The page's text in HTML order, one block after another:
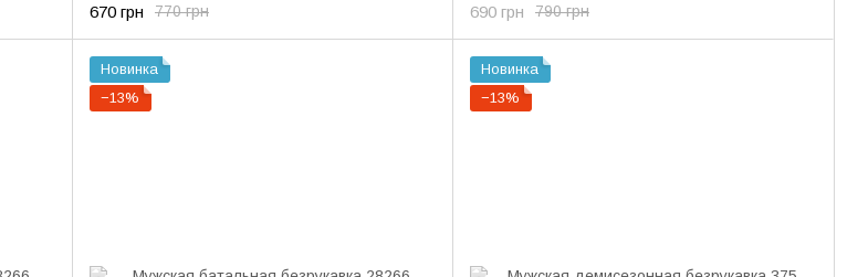
770 грн
670 грн 790 грн
690 грн
Новинка
−13%
Новинка
−13%